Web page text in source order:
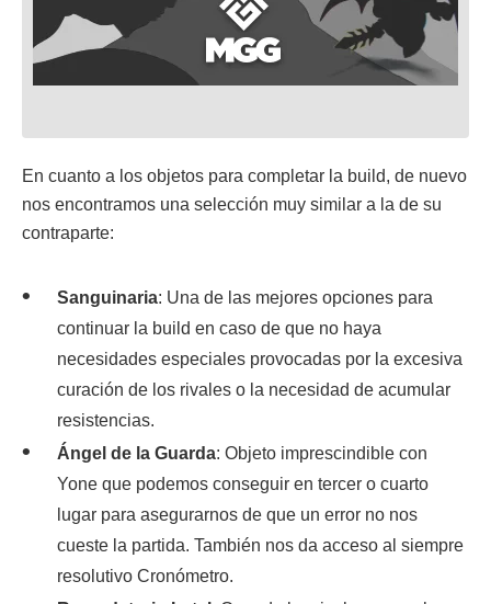
En cuanto a los objetos para completar la build, de nuevo
nos encontramos una selección muy similar a la de su
contraparte:
Sanguinaria: Una de las mejores opciones para
continuar la build en caso de que no haya
necesidades especiales provocadas por la excesiva
curación de los rivales o la necesidad de acumular
resistencias.
Ángel de la Guarda: Objeto imprescindible con
Yone que podemos conseguir en tercer o cuarto
lugar para asegurarnos de que un error no nos
cueste la partida. También nos da acceso al siempre
resolutivo Cronómetro.